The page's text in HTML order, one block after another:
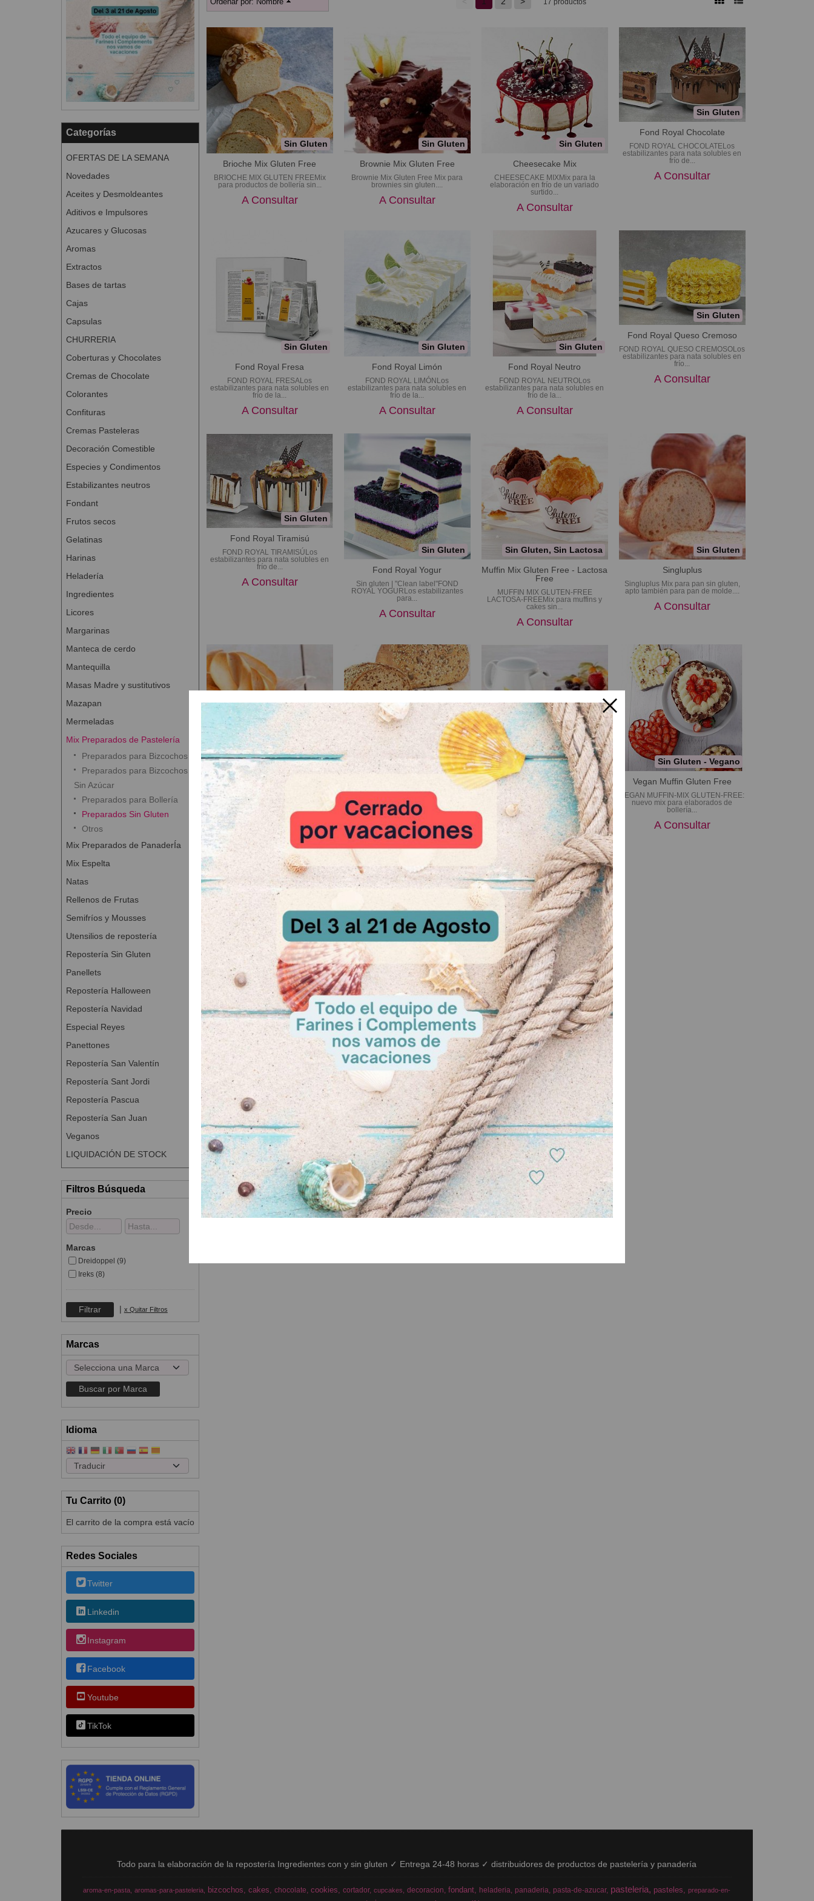
Categorías
OFERTAS DE LA SEMANA
Novedades
Aceites y Desmoldeantes
Aditivos e Impulsores
Azucares y Glucosas
Aromas
Extractos
Bases de tartas
Cajas
Capsulas
CHURRERIA
Coberturas y Chocolates
Cremas de Chocolate
Colorantes
Confituras
Cremas Pasteleras
Decoración Comestible
Especies y Condimentos
Estabilizantes neutros
Fondant
Frutos secos
Gelatinas
Harinas
Heladería
Ingredientes
Licores
Margarinas
Manteca de cerdo
Mantequilla
Masas Madre y sustitutivos
Mazapan
Mermeladas
Mix Preparados de Pastelería
Preparados para Bizcochos
Preparados para Bizcochos
Sin Azúcar
Preparados para Bollería
Preparados Sin Gluten
Otros
Mix Preparados de PanaderÍa
Mix Espelta
Natas
Rellenos de Frutas
Semifríos y Mousses
Utensilios de repostería
Repostería Sin Gluten
Panellets
Repostería Halloween
Repostería Navidad
Especial Reyes
Panettones
Repostería San Valentín
Repostería Sant Jordi
Repostería Pascua
Repostería San Juan
Veganos
LIQUIDACIÓN DE STOCK
Filtros Búsqueda
Precio
Marcas
Dreidoppel (9)
Ireks (8)
| x Quitar Filtros
Marcas
Idioma
Tu Carrito (0)
El carrito de la compra está vacío
Redes Sociales
Twitter
Linkedin
Instagram
Facebook
Youtube
TikTok
Sin Gluten
Brioche Mix Gluten Free
BRIOCHE MIX GLUTEN FREEMix
para productos de bollería sin...
A Consultar
Sin Gluten
Brownie Mix Gluten Free
Brownie Mix Gluten Free Mix para
brownies sin gluten....
A Consultar
Sin Gluten
Cheesecake Mix
CHEESECAKE MIXMix para la
elaboración en frío de un variado
surtido...
A Consultar
Sin Gluten
Fond Royal Chocolate
FOND ROYAL CHOCOLATELos
estabilizantes para nata solubles en
frío de...
A Consultar
Sin Gluten
Fond Royal Fresa
FOND ROYAL FRESALos
estabilizantes para nata solubles en
frío de la...
A Consultar
Sin Gluten
Fond Royal Limón
FOND ROYAL LIMÓNLos
estabilizantes para nata solubles en
frío de la...
A Consultar
Sin Gluten
Fond Royal Neutro
FOND ROYAL NEUTROLos
estabilizantes para nata solubles en
frío de la...
A Consultar
Sin Gluten
Fond Royal Queso Cremoso
FOND ROYAL QUESO CREMOSOLos
estabilizantes para nata solubles en
frío...
A Consultar
Sin Gluten
Fond Royal Tiramisú
FOND ROYAL TIRAMISÚLos
estabilizantes para nata solubles en
frío de...
A Consultar
Sin Gluten
Fond Royal Yogur
Sin gluten | "Clean label"FOND
ROYAL YOGURLos estabilizantes
para...
A Consultar
Sin Gluten, Sin Lactosa
Muffin Mix Gluten Free - Lactosa
Free
MUFFIN MIX GLUTEN-FREE
LACTOSA-FREEMix para muffins y
cakes sin...
A Consultar
Sin Gluten
Singluplus
Singluplus Mix para pan sin gluten,
apto también para pan de molde....
A Consultar
Sin Gluten
Singluplus Roll
Singluplus Roll Mix para panecillos
sin gluten. Características:...
A Consultar
Sin Gluten
SINGLUPLUS SEEDSMix para pan
sin gluten con semillas oleaginosas....
A Consultar
Sin Gluten
Sponge Cake Mix Gluten Free
Sponge Cake Mix Gluten Free Mix
para bizcochos sin gluten....
A Consultar
Sin Gluten - Vegano
Vegan Muffin Gluten Free
VEGAN MUFFIN-MIX GLUTEN-FREE:
nuevo mix para elaborados de
bollería...
A Consultar
< 1 2 > de 17
Todo para la elaboración de la repostería Ingredientes con y sin gluten ✓ Entrega 24-48 horas ✓ distribuidores de productos de pastelería y panadería
aroma-en-pasta aromas-para-pasteleria bizcochos cakes chocolate cookies cortador cupcakes decoracion fondant heladeria panaderia pasta-de-azucar pasteleria pasteles
preparado-en-